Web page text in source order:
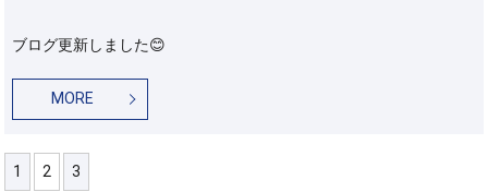
ブログ更新しました😊
MORE
1 2 3